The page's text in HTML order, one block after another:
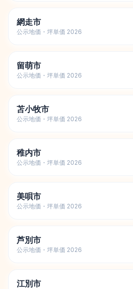
網走市
公示地価・坪単価 2026
留萌市
公示地価・坪単価 2026
苫小牧市
公示地価・坪単価 2026
稚内市
公示地価・坪単価 2026
美唄市
公示地価・坪単価 2026
芦別市
公示地価・坪単価 2026
江別市